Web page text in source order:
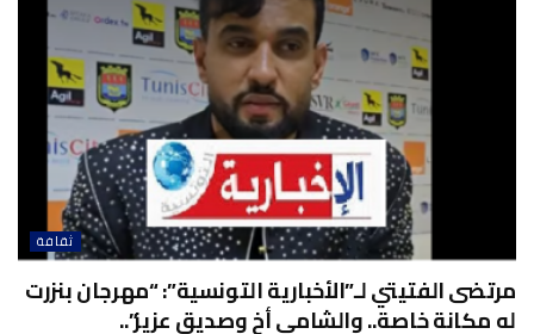
ثقافة
مرتضى الفتيتي لـ”الأخبارية التونسية”: “مهرجان بنزرت
له مكانة خاصة.. والشامي أخ وصديق عزيز”..